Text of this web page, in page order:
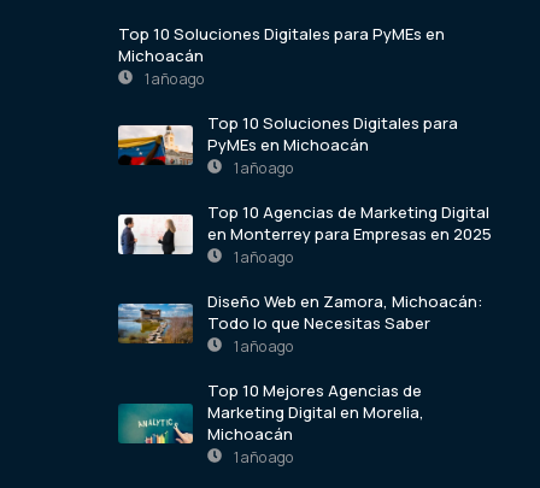
Top 10 Soluciones Digitales para PyMEs en
Michoacán
1 año ago
Top 10 Soluciones Digitales para
PyMEs en Michoacán
1 año ago
Top 10 Agencias de Marketing Digital
en Monterrey para Empresas en 2025
1 año ago
Diseño Web en Zamora, Michoacán:
Todo lo que Necesitas Saber
1 año ago
Top 10 Mejores Agencias de
Marketing Digital en Morelia,
Michoacán
1 año ago